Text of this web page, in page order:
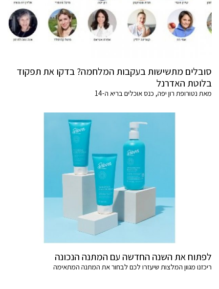
סובלים מתשישות בעקבות המלחמה? בדקו את תפקוד
בלוטת האדרנל
מאת נטורופת רון יפה, כנס אוכלים בריא ה-14
לפתוח את השנה החדשה עם המתנה הנכונה
ריכזנו מגוון המלצות שיעזרו לכם לבחור את המתנה המתאימה